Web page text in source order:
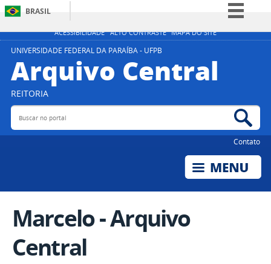
ACESSIBILIDADE ALTO CONTRASTE MAPA DO SITE
BRASIL
Simplifique!
Participe
Legislação
UNIVERSIDADE FEDERAL DA PARAÍBA - UFPB
Arquivo Central
REITORIA
Buscar no portal
Contato
Marcelo - Arquivo
Central